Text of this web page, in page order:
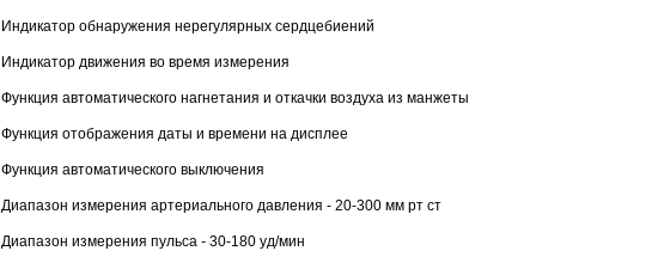
Индикатор обнаружения нерегулярных сердцебиений
Индикатор движения во время измерения
Функция автоматического нагнетания и откачки воздуха из манжеты
Функция отображения даты и времени на дисплее
Функция автоматического выключения
Диапазон измерения артериального давления - 20-300 мм рт ст
Диапазон измерения пульса - 30-180 уд/мин